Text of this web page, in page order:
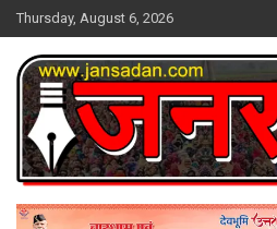
Skip
to
content
Thursday, August 6, 2026
Jan Sadan